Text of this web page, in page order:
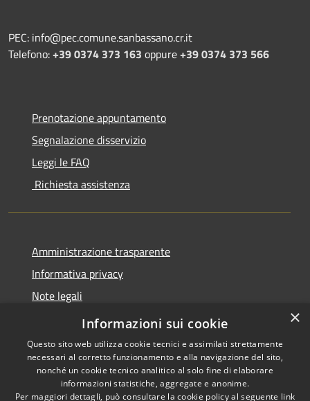
PEC: info@pec.comune.sanbassano.cr.it
Telefono:+39 0374 373 163 oppure+39 0374 373 566
Prenotazione appuntamento
Segnalazione disservizio
Leggi le FAQ
Richiesta assistenza
Amministrazione trasparente
Informativa privacy
Note legali
Dichiarazione di accessibilità
Copyright © 2026 • Comune di
×
Informazioni sui cookie
Questo sito web utilizza cookie tecnici e assimilati strettamente
necessari al corretto funzionamento e alla navigazione del sito,
nonché un cookie tecnico analitico al solo fine di elaborare
informazioni statistiche, aggregate e anonime.
Per maggiori dettagli, può consultare la cookie policy al seguente link